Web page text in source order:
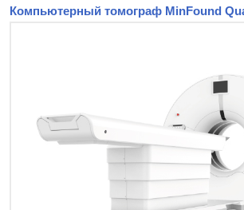
Компьютерный томограф MinFound